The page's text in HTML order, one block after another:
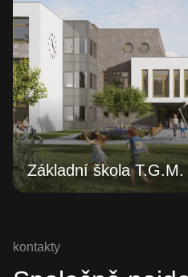
Základní škola
kontakty